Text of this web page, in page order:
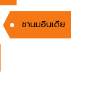
ชานมอินเดีย